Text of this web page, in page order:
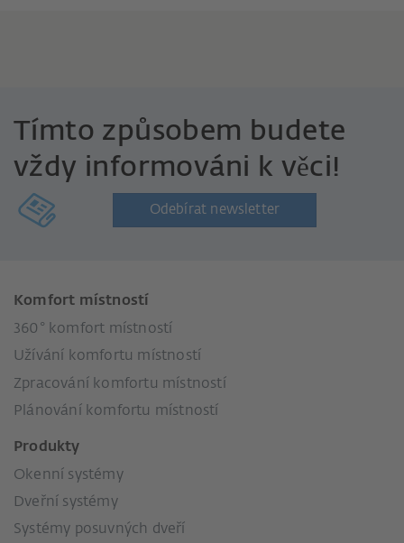
Tímto způsobem budete
vždy informováni k věci!
Odebírat newsletter
Komfort místností
360° komfort místností
Užívání komfortu místností
Zpracování komfortu místností
Plánování komfortu místností
Produkty
Okenní systémy
Dveřní systémy
Systémy posuvných dveří